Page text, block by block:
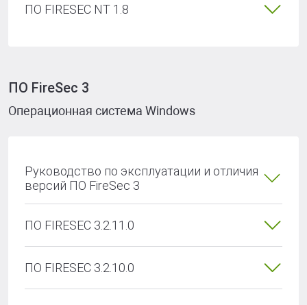
ПО FIRESEC NT 1.8
ПО FireSec 3
Операционная система Windows
Руководство по эксплуатации и отличия
версий ПО FireSec 3
ПО FIRESEC 3.2.11.0
ПО FIRESEC 3.2.10.0